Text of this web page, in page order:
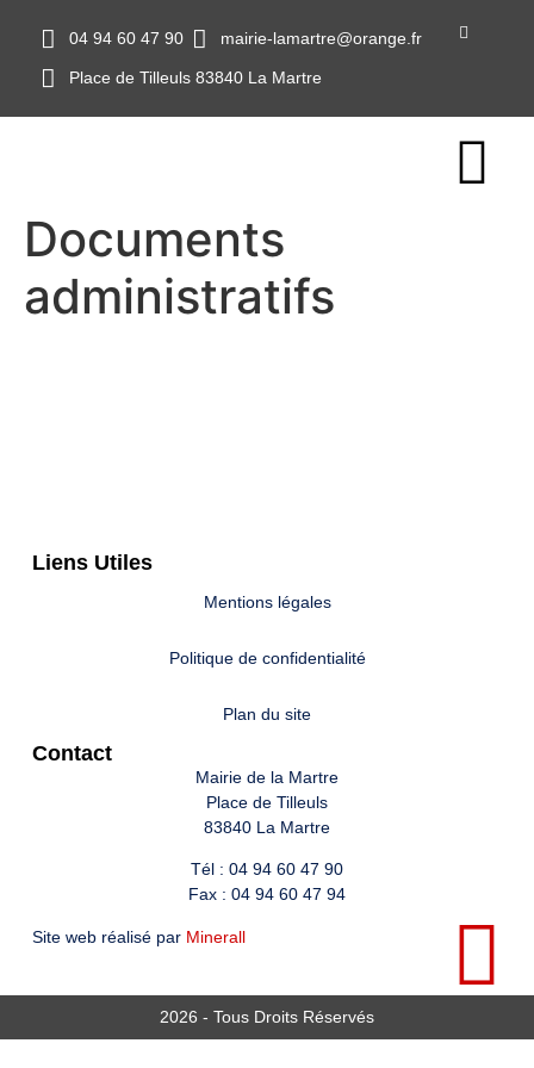
04 94 60 47 90 mairie-lamartre@orange.fr
Place de Tilleuls 83840 La Martre
Documents
administratifs
Liens Utiles
Mentions légales
Politique de confidentialité
Plan du site
Contact
Mairie de la Martre
Place de Tilleuls
83840 La Martre
Tél : 04 94 60 47 90
Fax : 04 94 60 47 94
Site web réalisé par Minerall
2026 - Tous Droits Réservés